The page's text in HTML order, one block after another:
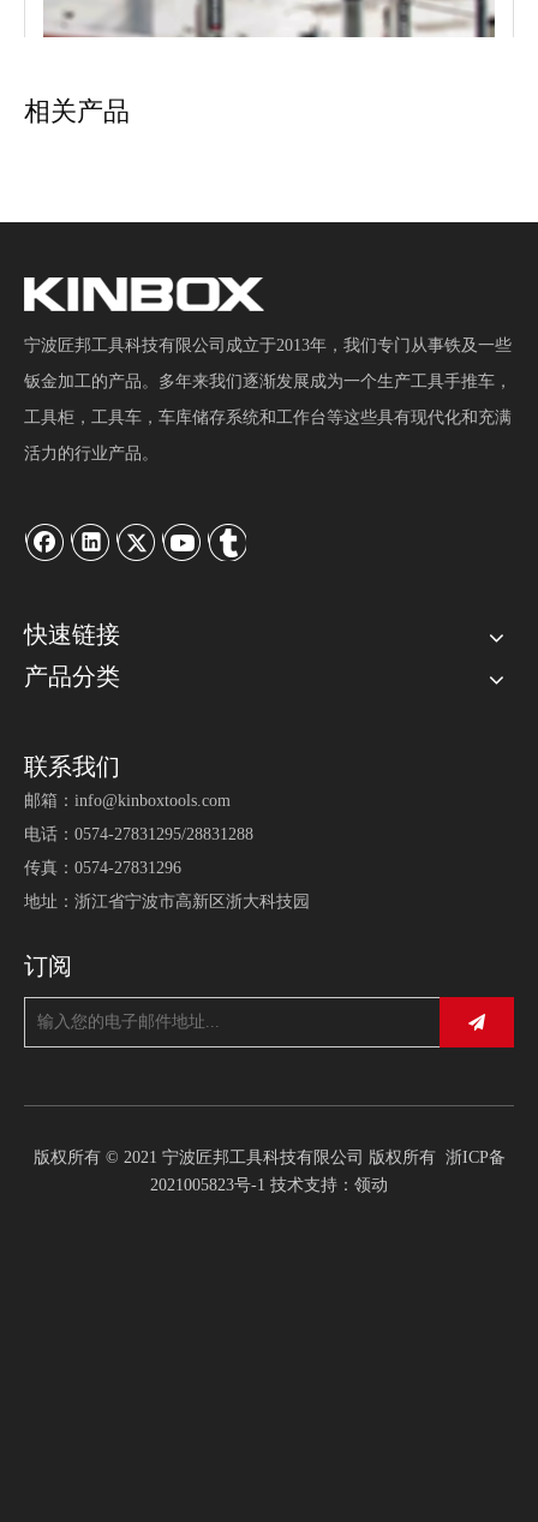
相关产品
7个抽屉硬工具柜用于汽车固定 7个抽屉硬工具柜用于汽车固定
宁波匠邦工具科技有限公司成立于2013年，我们专门从事铁及一些
钣金加工的产品。多年来我们逐渐发展成为一个生产工具手推车，
工具柜，工具车，车库储存系统和工作台等这些具有现代化和充满
活力的行业产品。
快速链接
产品分类
联系我们
邮箱： info@kinboxtools.com
电话：0574-27831295/28831288
传真：0574-27831296
地址：浙江省宁波市高新区浙大科技园
订阅
版权所有 © 2021 宁波匠邦工具科技有限公司 版权所有 浙ICP备
2021005823号-1 技术支持： 领动